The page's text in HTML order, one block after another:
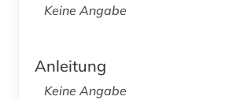
Keine Angabe
Anleitung
Keine Angabe